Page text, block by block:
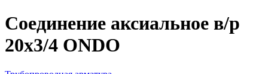
Соединение аксиальное в/р
20х3/4 ONDO